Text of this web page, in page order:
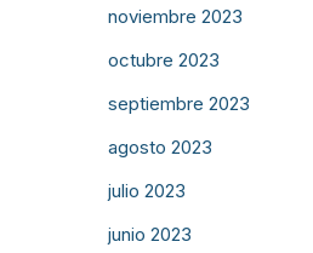
noviembre 2023
octubre 2023
septiembre 2023
agosto 2023
julio 2023
junio 2023